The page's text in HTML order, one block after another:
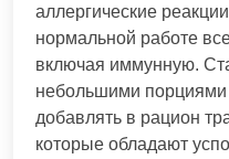
аллергические
нормальной работе
включая иммунную.
небольшими порциями
добавлять в рацион
которые обладают